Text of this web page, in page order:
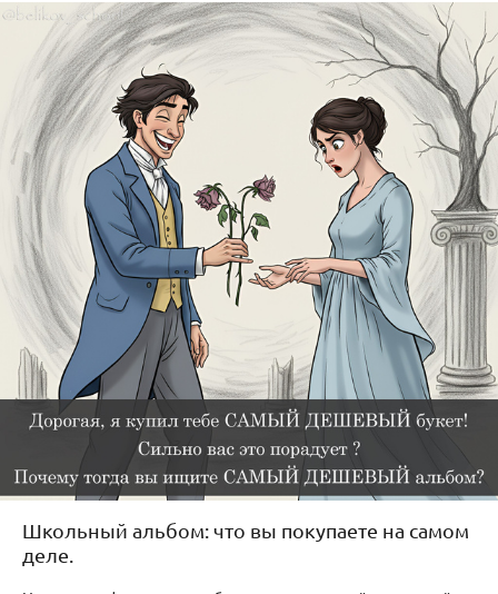
Школьный альбом: что вы покупаете на самом
деле.